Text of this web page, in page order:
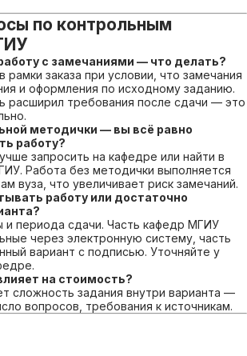
по контрольным
с замечаниями — что делать?
заказа при условии, что замечания
и оформления по исходному заданию.
расширил требования после сдачи — это
методички — вы всё равно
работу?
запросить на кафедре или найти в
Работа без методички выполняется
вуза, что увеличивает риск замечаний.
работу или достаточно
и периода сдачи. Часть кафедр МГИУ
через электронную систему, часть
вариант с подписью. Уточняйте у
на стоимость?
сложность задания внутри варианта —
вопросов, требования к источникам.